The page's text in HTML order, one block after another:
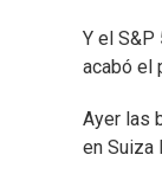
Y el S&P
acabó el
Ayer las
en Suiza